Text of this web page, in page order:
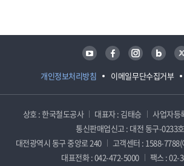
개인정보처리방침 이메일무단수집거부
유튜브 페이스북 인스타그램 블로그 트위터
상호 : 한국철도공사 대표자 : 김태승
사업자등
통신판매업신고 : 대전 동구-0233호
대전광역시 동구 중앙로 240
고객센터 : 1588-
대표전화 : 042-472-5000
팩스 : 02-